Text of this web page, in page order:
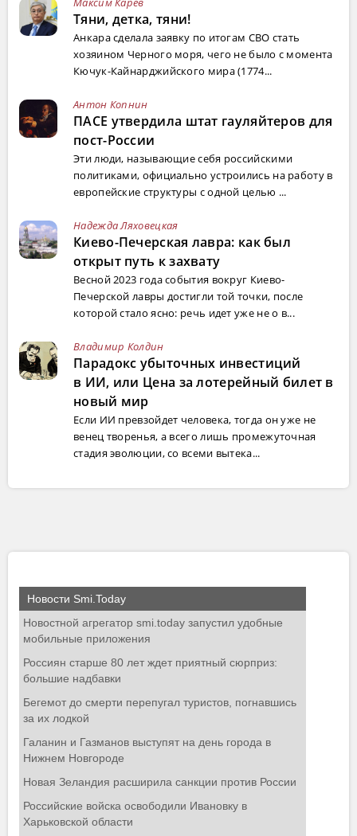
Тяни, детка, тяни!
Анкара сделала заявку по итогам СВО стать
хозяином Черного моря, чего не было с момента
Кючук-Кайнарджийского мира (1774...
Антон Копнин
ПАСЕ утвердила штат гауляйтеров для
пост-России
Эти люди, называющие себя российскими
политиками, официально устроились на работу в
европейские структуры с одной целью ...
Надежда Ляховецкая
Киево-Печерская лавра: как был
открыт путь к захвату
Весной 2023 года события вокруг Киево-
Печерской лавры достигли той точки, после
которой стало ясно: речь идет уже не о в...
Владимир Колдин
Парадокс убыточных инвестиций
в ИИ, или Цена за лотерейный билет в
новый мир
Если ИИ превзойдет человека, тогда он уже не
венец творенья, а всего лишь промежуточная
стадия эволюции, со всеми вытека...